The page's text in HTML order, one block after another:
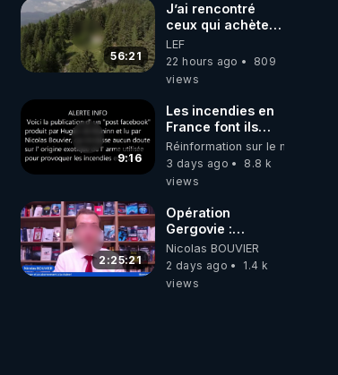
56:21
J’ai rencontré
ceux qui achètent
des bunkers pour
survivre à la fin
du monde
LEF
22 hours ago
809
views
9:16
Les incendies en
France font ils
partie d' un plan
qui aurait débuté
le 11 septembre
Réinformation sur le monde
3 days ago
8.8 k
views
2:25:21
Opération
Gergovie :
‪@38resistancegauloise‬
‪@MarionSigautOfficiel‬
‪@gladysriifard5710‬
Nicolas BOUVIER
2 days ago
1.4 k
views